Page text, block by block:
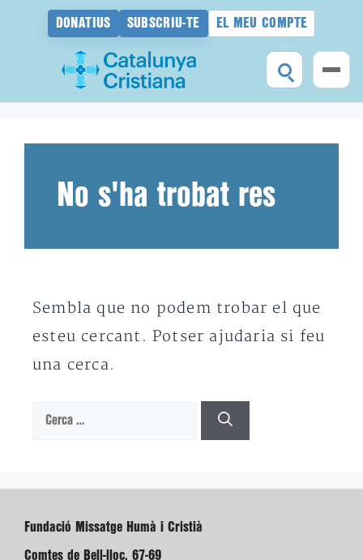
DONATIUS SUBSCRIU-TE EL MEU COMPTE
No s'ha trobat res
Sembla que no podem trobar el que
esteu cercant. Potser ajudaria si feu
una cerca.
Cerca:
Fundació Missatge Humà i Cristià
Comtes de Bell-lloc, 67-69